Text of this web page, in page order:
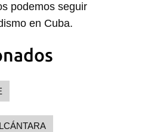
podemos seguir
en Cuba.